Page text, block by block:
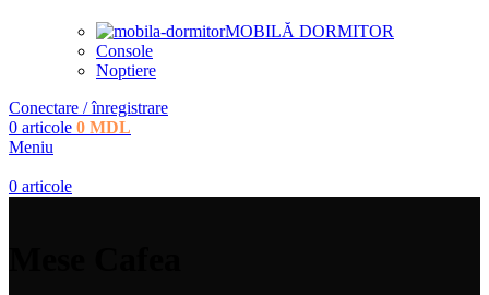
MOBILĂ DORMITOR
Console
Noptiere
Conectare / înregistrare
0 articole 0 MDL
Meniu
0 articole